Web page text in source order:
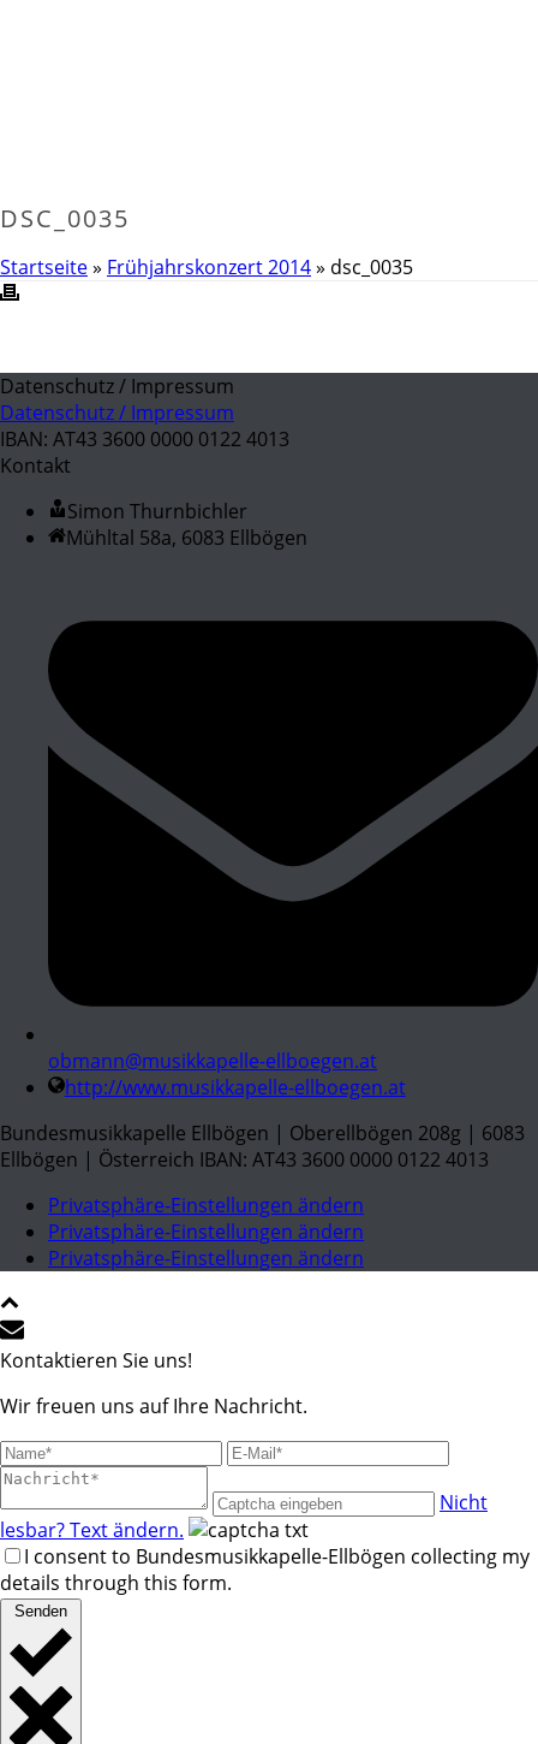
DSC_0035
Startseite» Frühjahrskonzert 2014» dsc_0035
Datenschutz / Impressum
Datenschutz / Impressum
IBAN: AT43 3600 0000 0122 4013
Kontakt
Simon Thurnbichler
Mühltal 58a, 6083 Ellbögen
obmann@musikkapelle-ellboegen.at
http://www.musikkapelle-ellboegen.at
Bundesmusikkapelle Ellbögen | Oberellbögen 208g | 6083
Ellbögen | Österreich IBAN: AT43 3600 0000 0122 4013
Privatsphäre-Einstellungen ändern
Privatsphäre-Einstellungen ändern
Privatsphäre-Einstellungen ändern
Kontaktieren Sie uns!
Wir freuen uns auf Ihre Nachricht.
Nicht
lesbar? Text ändern.
I consent to Bundesmusikkapelle-Ellbögen collecting my
details through this form.
Senden